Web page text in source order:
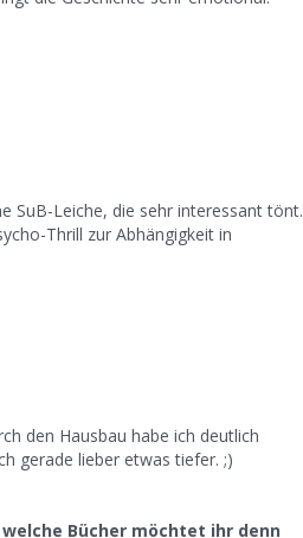
SuB-Leiche, die sehr interessant tönt.
Thrill zur Abhängigkeit in
den Hausbau habe ich deutlich
gerade lieber etwas tiefer. ;)
Bücher möchtet ihr denn